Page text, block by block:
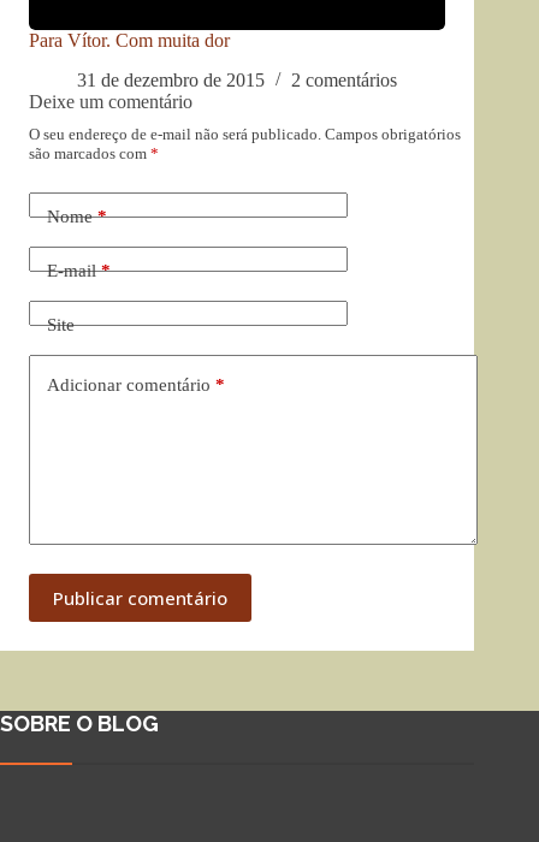
Para Vítor. Com muita dor
31 de dezembro de 2015
2 comentários
Deixe um comentário
O seu endereço de e-mail não será publicado. Campos obrigatórios
são marcados com *
Nome*
E-mail*
Site
Adicionar comentário *
Publicar comentário
SOBRE O BLOG